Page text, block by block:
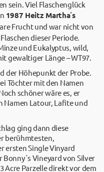
sein. Viel Flaschenglück
1987 Heitz Martha´s
Frucht und war nicht von
dieser Periode.
und Eukalyptus, wild,
gewaltiger Länge – WT97.
der Höhepunkt der Probe.
Töchter mit den Namen
schöner wäre es, er
Namen Latour, Lafite und
ging dann diese
berühmtesten,
ersten Single Vinyard
Vineyard von Silver
Acre Parzelle direkt vor dem